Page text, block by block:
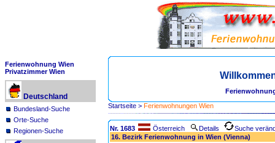
Ferienwohnung Wien
Privatzimmer Wien
Deutschland
Bundesland-Suche
Orte-Suche
Regionen-Suche
Startseite > Ferienwohnungen Wien
Nr. 1683 Österreich Details
Suche
16. Bezirk Ferienwohnung in Wien (Vienna)